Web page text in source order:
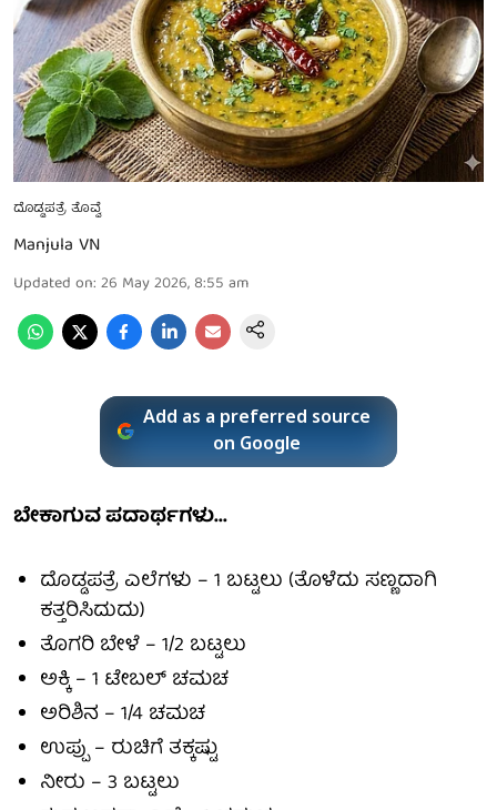
ದೊಡ್ಡಪತ್ರೆ ತೊವ್ವೆ
Manjula VN
Updated on: 26 May 2026, 8:55 am
Add as a preferred source
on Google
ಬೇಕಾಗುವ ಪದಾರ್ಥಗಳು...
ದೊಡ್ಡಪತ್ರೆ ಎಲೆಗಳು – 1 ಬಟ್ಟಲು (ತೊಳೆದು ಸಣ್ಣದಾಗಿ
ಕತ್ತರಿಸಿದುದು)
ತೊಗರಿ ಬೇಳೆ – 1/2 ಬಟ್ಟಲು
ಅಕ್ಕಿ – 1 ಟೇಬಲ್ ಚಮಚ
ಅರಿಶಿನ – 1/4 ಚಮಚ
ಉಪ್ಪು – ರುಚಿಗೆ ತಕ್ಕಷ್ಟು
ನೀರು – 3 ಬಟ್ಟಲು